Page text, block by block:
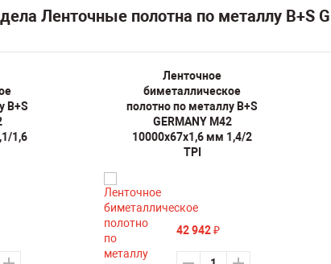
Ленточные полотна по металлу B+S
B+S
1,6
Ленточное
биметаллическое
полотно по металлу B+S
GERMANY M42
10000х67х1,6 мм 1,4/2
TPI
42 942 ₽